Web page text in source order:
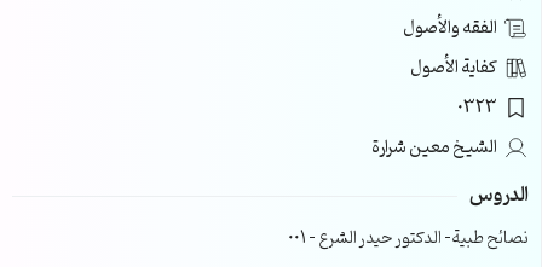
الفقه والأصول
كفاية الأصول
0323
الشيخ معين شرارة
الدروس
نصائح طبية- الدكتور حيدر الشرع – 001